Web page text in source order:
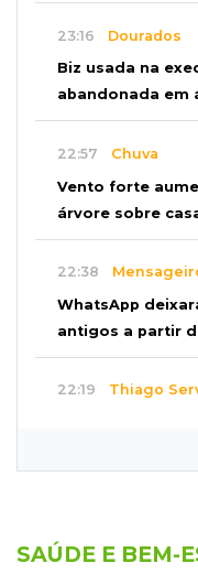
23:16 Dourados
Biz usada na
abandonada em
22:57 Chuva
Vento forte
árvore sobre
22:38
WhatsApp
antigos a partir
22:19 Thiago
Semana vai
oportunidades
SAÚDE E BEM-